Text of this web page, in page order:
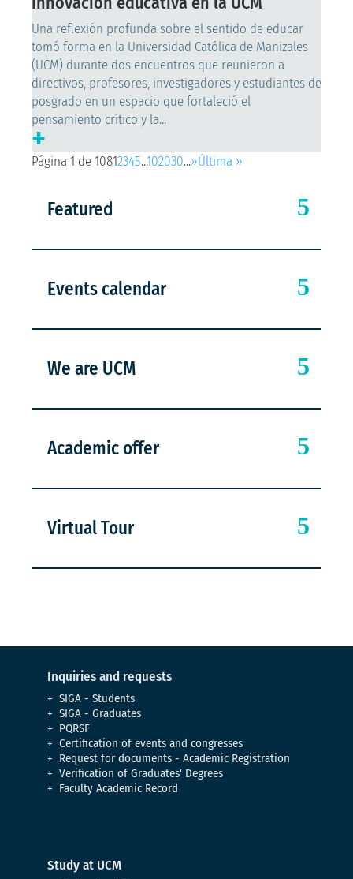
Una reflexión profunda sobre el sentido de educar
tomó forma en la Universidad Católica de Manizales
(UCM) durante dos encuentros que reunieron a
directivos, profesores, investigadores y estudiantes de
posgrado en un espacio que fortaleció el
pensamiento crítico y la...
+
Página 1 de 10812345...102030...»Última »
Featured
Events calendar
We are UCM
Academic offer
Virtual Tour
Inquiries and requests
SIGA - Students
SIGA - Graduates
PQRSF
Certification of events and congresses
Request for documents - Academic Registration
Verification of Graduates' Degrees
Faculty Academic Record
Study at UCM